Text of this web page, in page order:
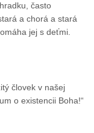
často
a chorá a stará
jej s deťmi.
človek v našej
o existencii Boha!“